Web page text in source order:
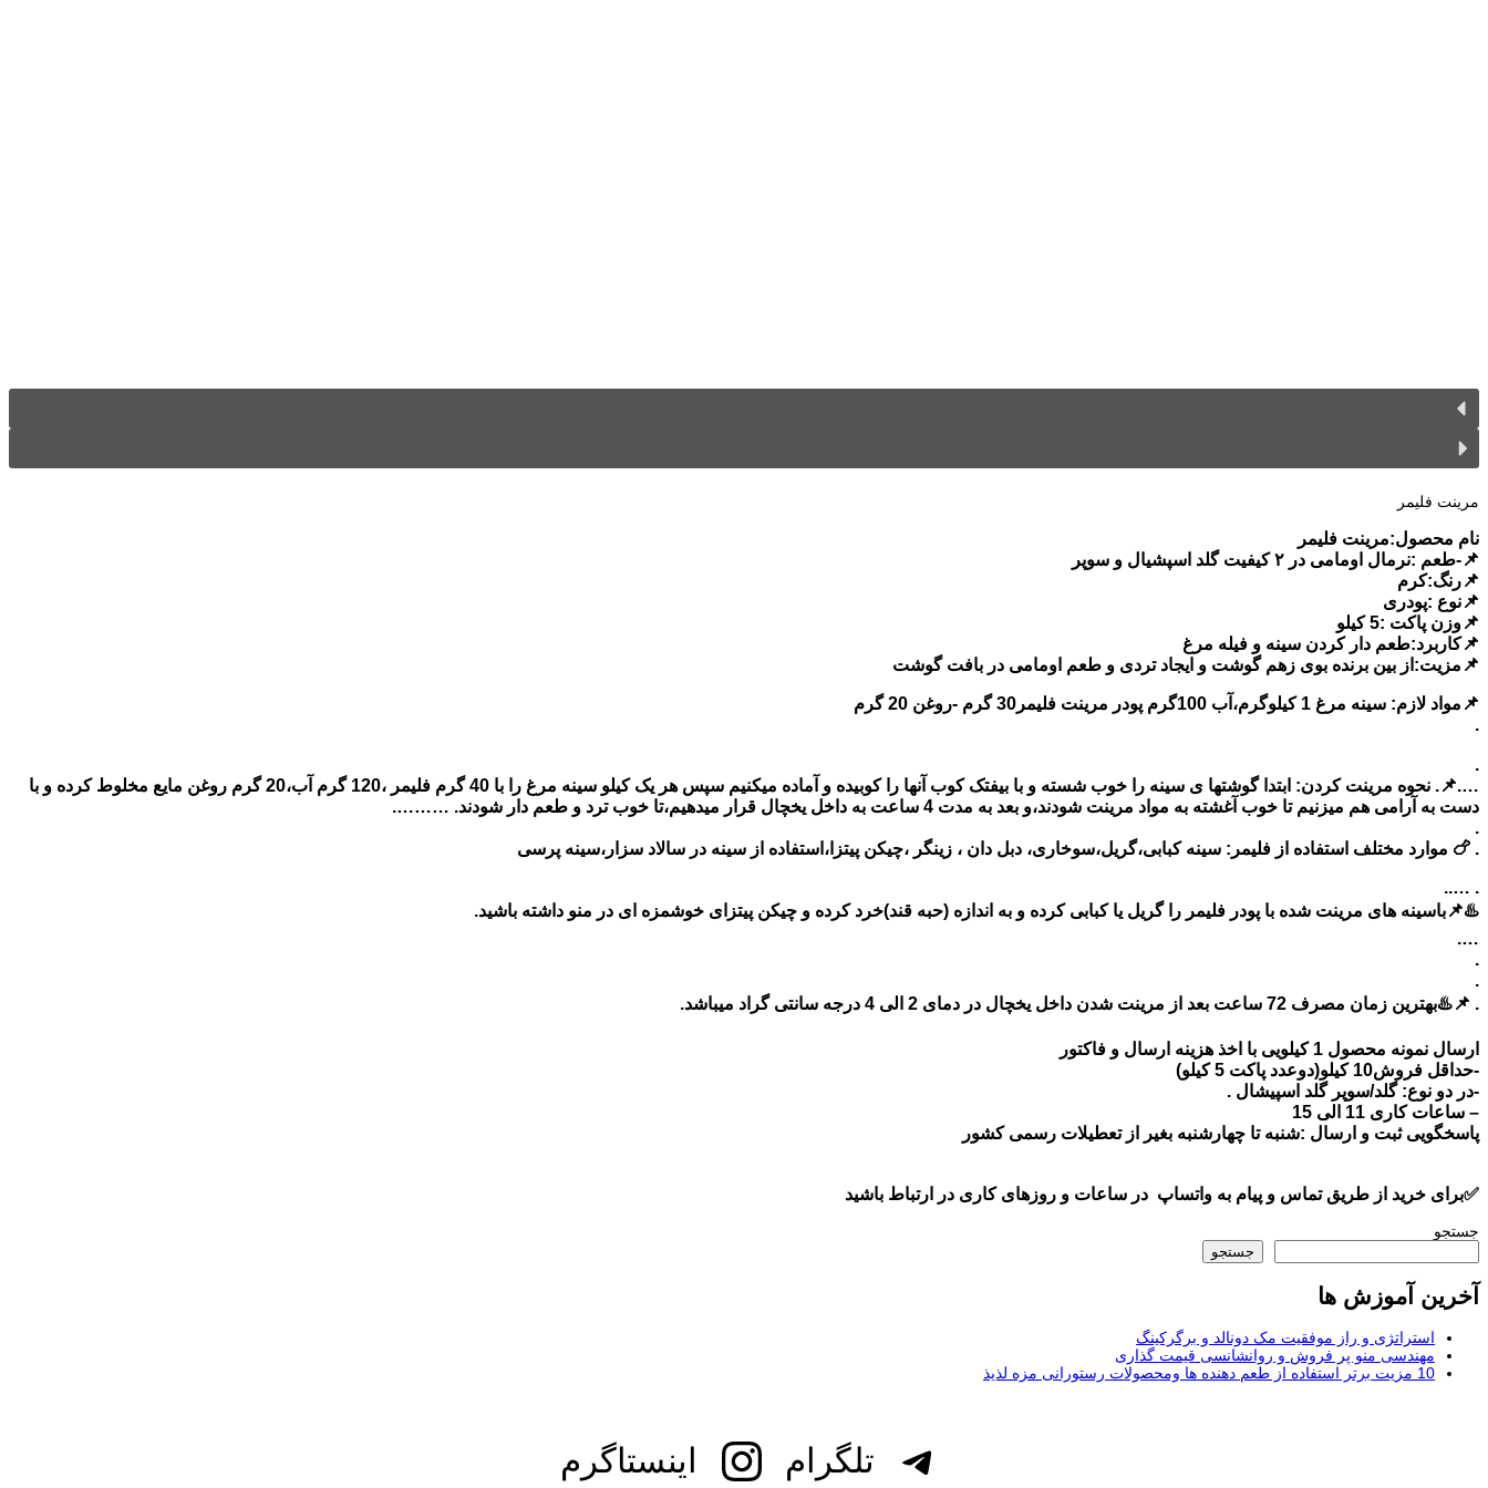
مرینت فلیمر
نام محصول:مرینت فلیمر
📌-طعم :نرمال اومامی در ۲ کیفیت گلد اسپشیال و سوپر
📌رنگ:کرم
📌نوع :پودری
📌وزن پاکت :5 کیلو
📌کاربرد:طعم دار کردن سینه و فیله مرغ
📌مزیت:از بین برنده بوی زهم گوشت و ایجاد تردی و طعم اومامی در بافت گوشت
📌مواد لازم: سینه مرغ 1 کیلوگرم،آب 100گرم پودر مرینت فلیمر30 گرم -روغن 20 گرم
.
.
….📌. نحوه مرینت کردن: ابتدا گوشتها ی سینه را خوب شسته و با بیفتک کوب آنها را کوبیده و آماده میکنیم سپس هر یک کیلو سینه مرغ را با 40 گرم فلیمر ،120 گرم آب،20 گرم روغن مایع مخلوط کرده و با
دست به آرامی هم میزنیم تا خوب آغشته به مواد مرینت شودند،و بعد به مدت 4 ساعت به داخل یخچال قرار میدهیم،تا خوب ترد و طعم دار شودند. ……….
.
. 🍗 موارد مختلف استفاده از فلیمر: سینه کبابی،گریل،سوخاری، دبل دان ، زینگر ،چیکن پیتزا،استفاده از سینه در سالاد سزار،سینه پرسی
. …..
♨️📌باسینه های مرینت شده با پودر فلیمر را گریل یا کبابی کرده و به اندازه (حبه قند)خرد کرده و چیکن پیتزای خوشمزه ای در منو داشته باشید.
….
.
.
. 📌♨️بهترین زمان مصرف 72 ساعت بعد از مرینت شدن داخل یخچال در دمای 2 الی 4 درجه سانتی گراد میباشد.
ارسال نمونه محصول 1 کیلویی با اخذ هزینه ارسال و فاکتور
-حداقل فروش10 کیلو(دوعدد پاکت 5 کیلو)
-در دو نوع: گلد/سوپر گلد اسپیشال .
– ساعات کاری 11 الی 15
پاسخگویی ثبت و ارسال :شنبه تا چهارشنبه بغیر از تعطیلات رسمی کشور
✅برای خرید از طریق تماس و پیام به واتساپ در ساعات و روزهای کاری در ارتباط باشید
جستجو
جستجو
آخرین آموزش ها
استراتژی و راز موفقیت مک دونالد و برگرکینگ
مهندسی منو پر فروش و روانشانسی قیمت گذاری
10 مزیت برتر استفاده از طعم دهنده ها ومحصولات رستورانی مزه لذیذ
تلگرام اینستاگرم